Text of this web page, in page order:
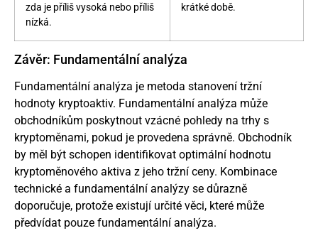
zda je příliš vysoká nebo příliš
nízká.
krátké době.
Závěr: Fundamentální analýza
Fundamentální analýza je metoda stanovení tržní
hodnoty kryptoaktiv. Fundamentální analýza může
obchodníkům poskytnout vzácné pohledy na trhy s
kryptoměnami, pokud je provedena správně. Obchodník
by měl být schopen identifikovat optimální hodnotu
kryptoměnového aktiva z jeho tržní ceny. Kombinace
technické a fundamentální analýzy se důrazně
doporučuje, protože existují určité věci, které může
předvídat pouze fundamentální analýza.